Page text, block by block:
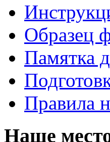
Образец
Памятка
Правила
Наше